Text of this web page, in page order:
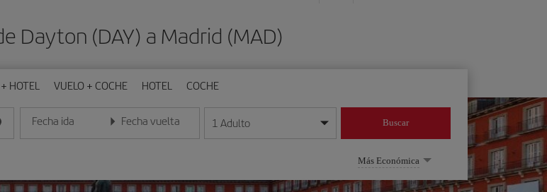
Dayton (DAY) a Madrid (MAD)
HOTEL VUELO + COCHE HOTEL COCHE
Fecha ida
Introduce la fecha en formato día/mes/año
Fecha vuelta
Introduce la fecha en formato día/mes/año
1 Adulto Buscar
Más Económica